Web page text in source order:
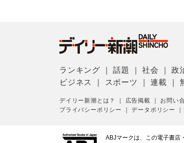
ランキング ｜話題 ｜社会 ｜政
ビジネス
スポーツ ｜連載 ｜
デイリー新潮とは？ 広告掲載 お問い
プライバシーポリシー
｜データポリシー
ABJマークは、この電子書店